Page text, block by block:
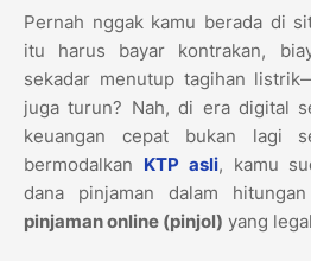
Pernah nggak kamu berada di
itu harus bayar kontrakan,
sekadar menutup tagihan
juga turun? Nah, di era digital
keuangan cepat bukan lagi
bermodalkan KTP asli, kamu
dana pinjaman dalam
pinjaman online (pinjol) yang